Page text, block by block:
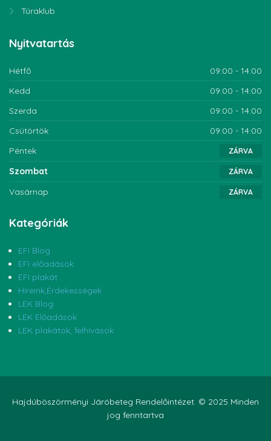
Túraklub
Nyitvatartás
Hétfő
09:00 - 14:00
Kedd
09:00 - 14:00
Szerda
09:00 - 14:00
Csütörtök
09:00 - 14:00
Péntek
ZÁRVA
Szombat ZÁRVA
Vasárnap ZÁRVA
Kategóriák
EFI Blog
EFI előadások
EFI plakát
Híreink,Érdekességek
LEK Blog
LEK Előadások
LEK plakátok, felhívások
Hajdúböszörményi Járóbeteg Rendelőintézet. © 2025 Minden
jog fenntartva